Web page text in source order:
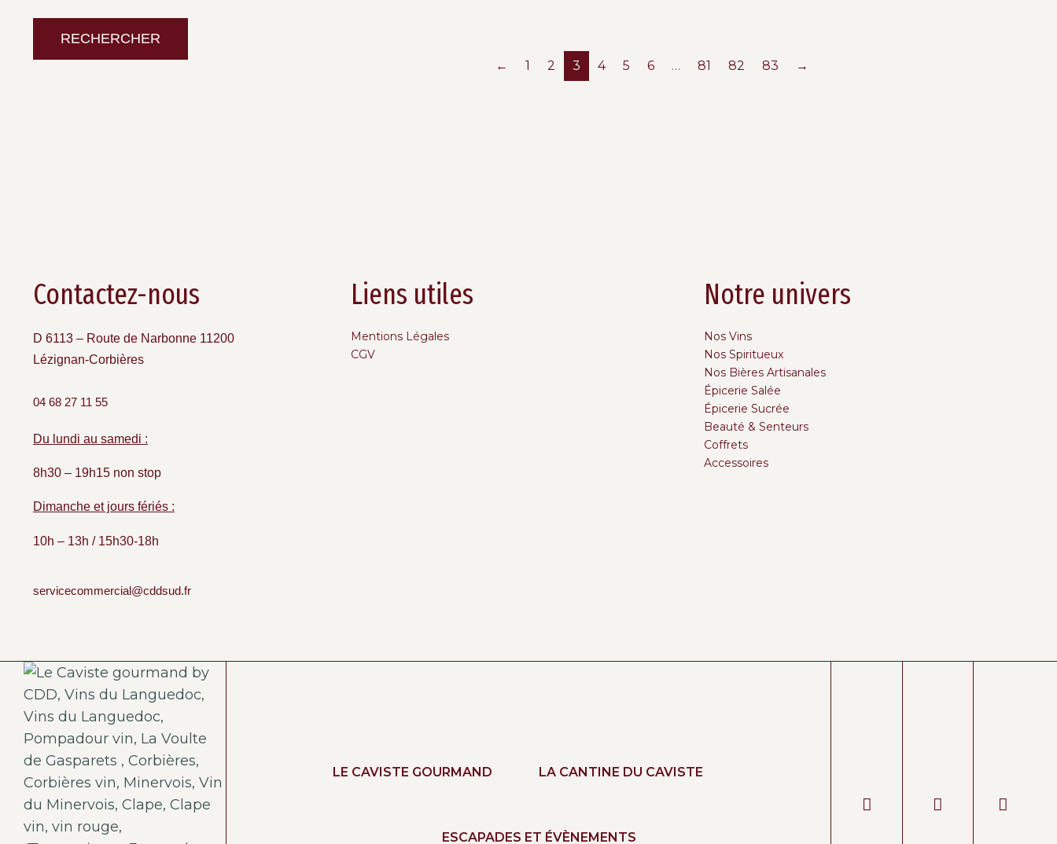
RECHERCHER
← 1 2 3 4 5 6 … 81 82 83 →
Contactez-nous
D 6113 – Route de Narbonne 11200
Lézignan-Corbières
04 68 27 11 55
Du lundi au samedi :
8h30 – 19h15 non stop
Dimanche et jours fériés :
10h – 13h / 15h30-18h
servicecommercial@cddsud.fr
Liens utiles
Mentions Légales
CGV
Notre univers
Nos Vins
Nos Spiritueux
Nos Bières Artisanales
Épicerie Salée
Épicerie Sucrée
Beauté & Senteurs
Coffrets
Accessoires
LE CAVISTE GOURMAND LA CANTINE DU CAVISTE
ESCAPADES ET ÉVÈNEMENTS